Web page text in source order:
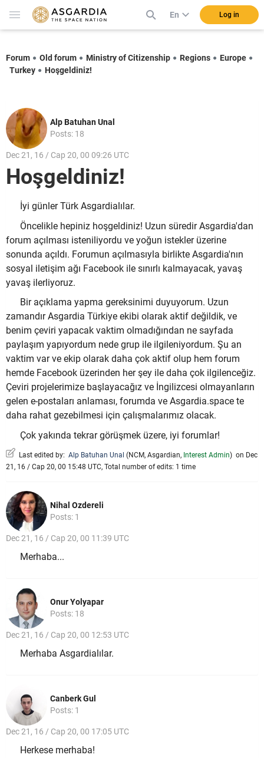
En Log in
Forum Old forum Ministry of Citizenship Regions
Europe
Turkey
Hoşgeldiniz!
Alp Batuhan Unal
Posts: 18
Dec 21, 16 / Cap 20, 00 09:26 UTC
Hoşgeldiniz!
İyi günler Türk Asgardialılar.
Öncelikle hepiniz hoşgeldiniz! Uzun süredir Asgardia'dan
forum açılması isteniliyordu ve yoğun istekler üzerine
sonunda açıldı. Forumun açılmasıyla birlikte Asgardia'nın
sosyal iletişim ağı Facebook ile sınırlı kalmayacak, yavaş
yavaş ilerliyoruz.
Bir açıklama yapma gereksinimi duyuyorum. Uzun
zamandır Asgardia Türkiye ekibi olarak aktif değildik, ve
benim çeviri yapacak vaktim olmadığından ne sayfada
paylaşım yapıyordum nede grup ile ilgileniyordum. Şu an
vaktim var ve ekip olarak daha çok aktif olup hem forum
hemde Facebook üzerinden her şey ile daha çok ilgilenceğiz.
Çeviri projelerimize başlayacağız ve İngilizcesi olmayanların
gelen e-postaları anlaması, forumda ve Asgardia.space te
daha rahat gezebilmesi için çalışmalarımız olacak.
Çok yakında tekrar görüşmek üzere, iyi forumlar!
Last edited by: Alp Batuhan Unal (NCM, Asgardian, Interest Admin) on Dec
21, 16 / Cap 20, 00 15:48 UTC, Total number of edits: 1 time
Nihal Ozdereli
Posts: 1
Dec 21, 16 / Cap 20, 00 11:39 UTC
Merhaba...
Onur Yolyapar
Posts: 18
Dec 21, 16 / Cap 20, 00 12:53 UTC
Merhaba Asgardialılar.
Canberk Gul
Posts: 1
Dec 21, 16 / Cap 20, 00 17:05 UTC
Herkese merhaba!